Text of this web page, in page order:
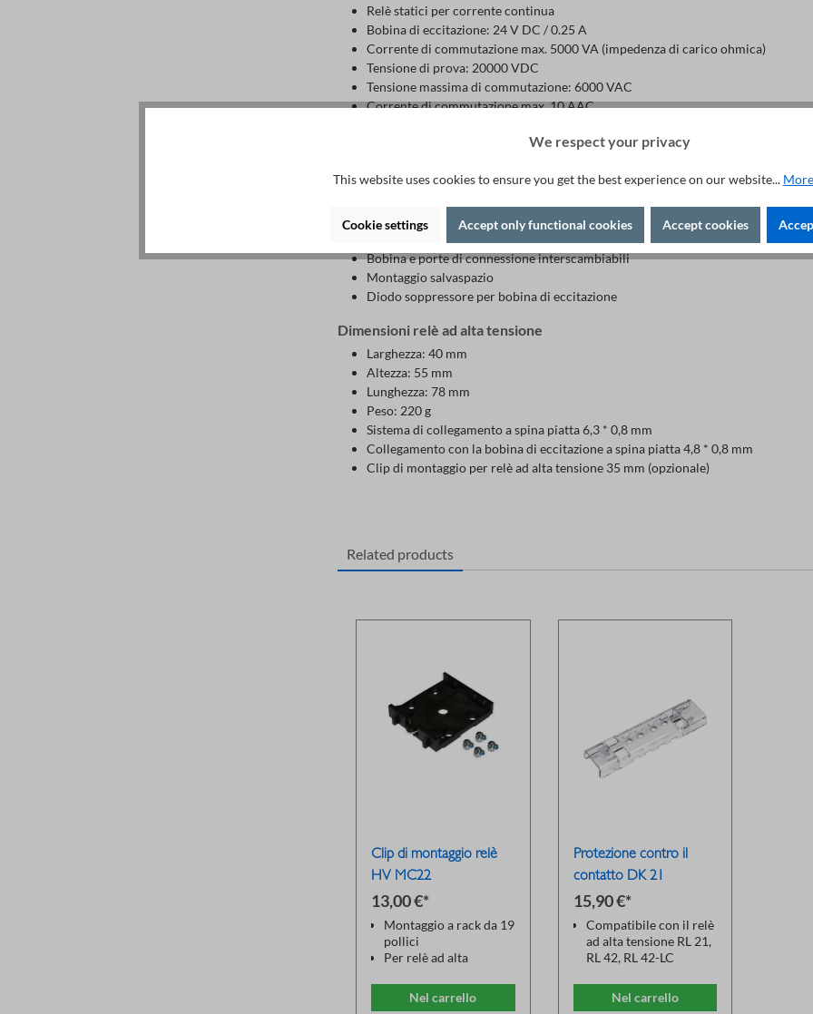
Relè statici per corrente continua
Bobina di eccitazione: 24 V DC / 0.25 A
Corrente di commutazione max. 5000 VA (impedenza di carico ohmica)
Tensione di prova: 20000 VDC
Tensione massima di commutazione: 6000 VAC
Corrente di commutazione max. 10 AAC
Gamma di temperatura da -25 °C sino a +40 °C
Cicli di commutazione meccanici 5 * 10E+6
Conforme alla norma CE
Bobina e porte di connessione interscambiabili
Montaggio salvaspazio
Diodo soppressore per bobina di eccitazione
Dimensioni relè ad alta tensione
Larghezza: 40 mm
Altezza: 55 mm
Lunghezza: 78 mm
Peso: 220 g
Sistema di collegamento a spina piatta 6,3 * 0,8 mm
Collegamento con la bobina di eccitazione a spina piatta 4,8 * 0,8 mm
Clip di montaggio per relè ad alta tensione 35 mm (opzionale)
Related products
Clip di montaggio relè
HV MC22
13,00 €*
Montaggio a rack da 19
pollici
Per relè ad alta
/ RL 42-LC
Montaggio su guida
Nel carrello
Protezione contro il
contatto DK 21
15,90 €*
Compatibile con il relè
ad alta tensione RL 21,
RL 42, RL 42-LC
in plastica isolante
Inserimento e
Nel carrello
We respect your privacy
This website uses cookies to ensure you get the best experience on our website...
Cookie settings Accept only functional cookies Accept cookies